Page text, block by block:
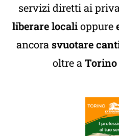
servizi diretti ai
liberare localioppure
ancora svuotare
oltre a